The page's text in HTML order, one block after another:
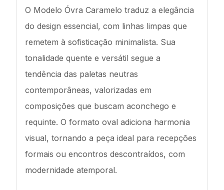
O Modelo Óvra Caramelo traduz a elegância
do design essencial, com linhas limpas que
remetem à sofisticação minimalista. Sua
tonalidade quente e versátil segue a
tendência das paletas neutras
contemporâneas, valorizadas em
composições que buscam aconchego e
requinte. O formato oval adiciona harmonia
visual, tornando a peça ideal para recepções
formais ou encontros descontraídos, com
modernidade atemporal.